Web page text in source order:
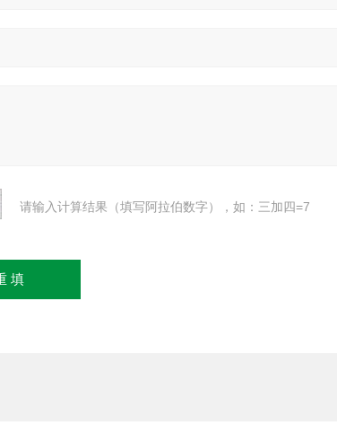
请输入计算结果（填写阿拉伯数字），如：三加四=7